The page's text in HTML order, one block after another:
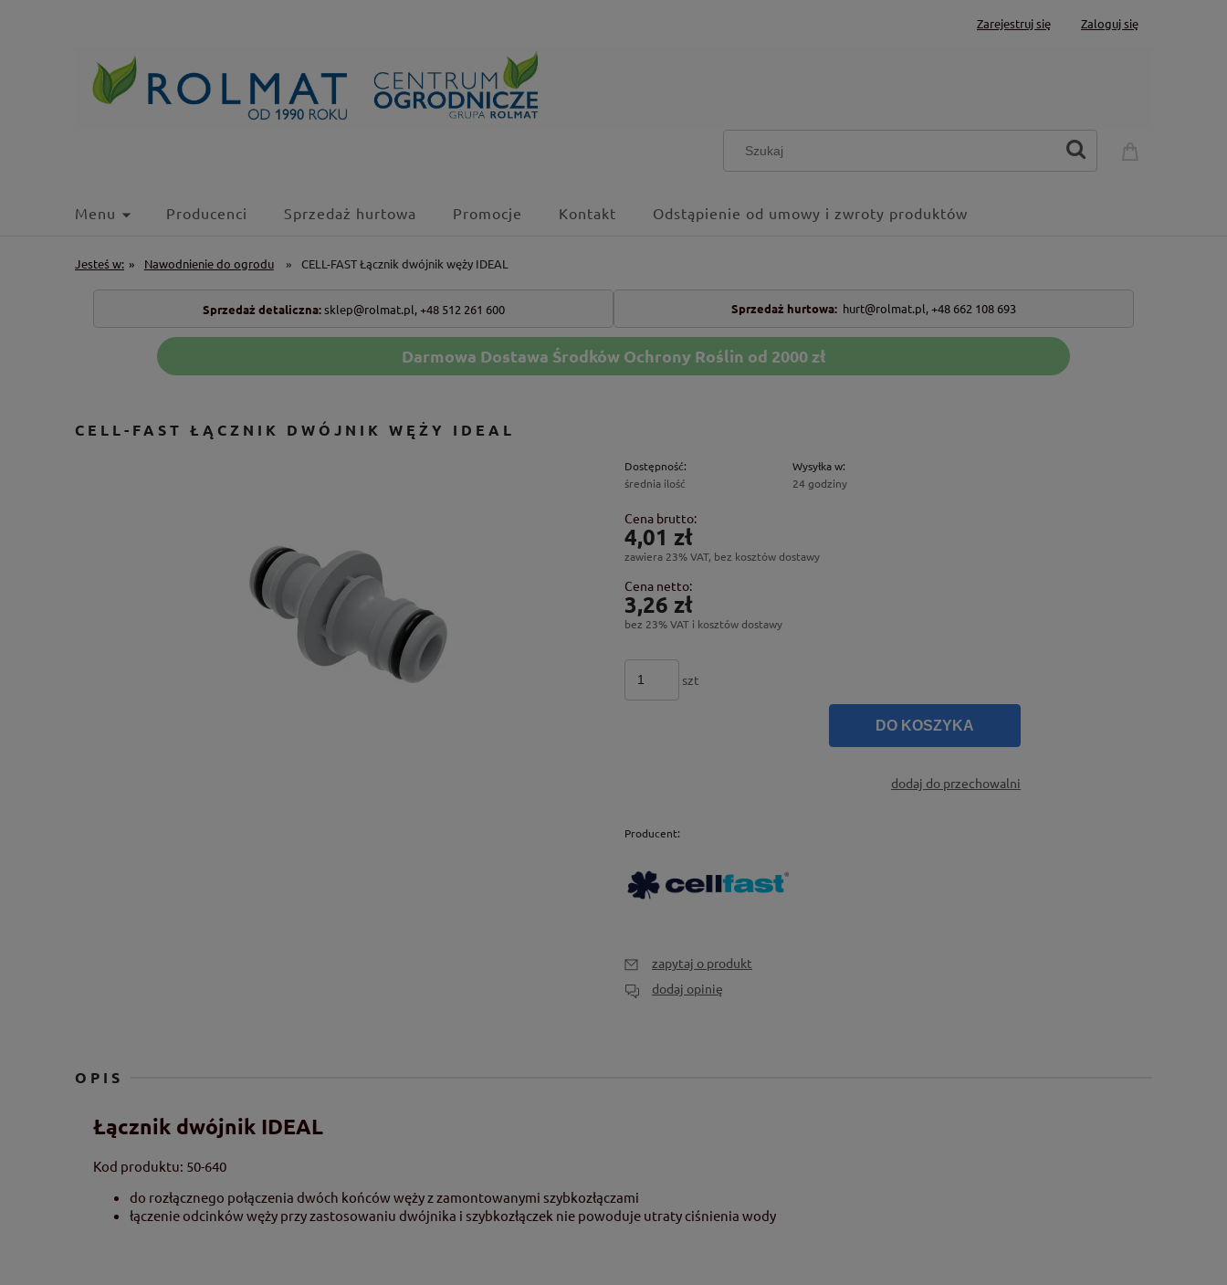
Zarejestruj się Zaloguj się
Menu Producenci Sprzedaż hurtowa Promocje Kontakt Odstąpienie od umowy i zwroty produktów
Jesteś w: » Nawodnienie do ogrodu » CELL-FAST Łącznik dwójnik węży IDEAL
Sprzedaż detaliczna: sklep@rolmat.pl, +48 512 261 600 Sprzedaż hurtowa: hurt@rolmat.pl,+48 662 108 693
Darmowa Dostawa Środków Ochrony Roślin od 2000 zł
CELL-FAST ŁĄCZNIK DWÓJNIK WĘŻY IDEAL
Dostępność:
średnia ilość
Wysyłka w:
24 godziny
Cena brutto:
4,01 zł
zawiera 23% VAT, bez kosztów dostawy
Cena netto:
3,26 zł
bez 23% VAT i kosztów dostawy
szt
DO KOSZYKA
dodaj do przechowalni
Producent:
zapytaj o produkt
dodaj opinię
OPIS
Łącznik dwójnik IDEAL
Kod produktu: 50-640
do rozłącznego połączenia dwóch końców węży z zamontowanymi szybkozłączami
łączenie odcinków węży przy zastosowaniu dwójnika i szybkozłączek nie powoduje utraty ciśnienia wody